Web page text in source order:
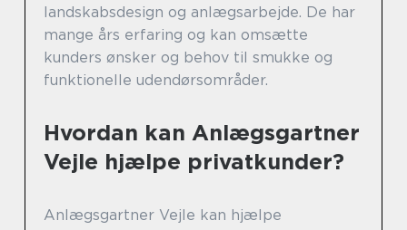
landskabsdesign og anlægsarbejde. De har
mange års erfaring og kan omsætte
kunders ønsker og behov til smukke og
funktionelle udendørsområder.
Hvordan kan Anlægsgartner
Vejle hjælpe privatkunder?
Anlægsgartner Vejle kan hjælpe